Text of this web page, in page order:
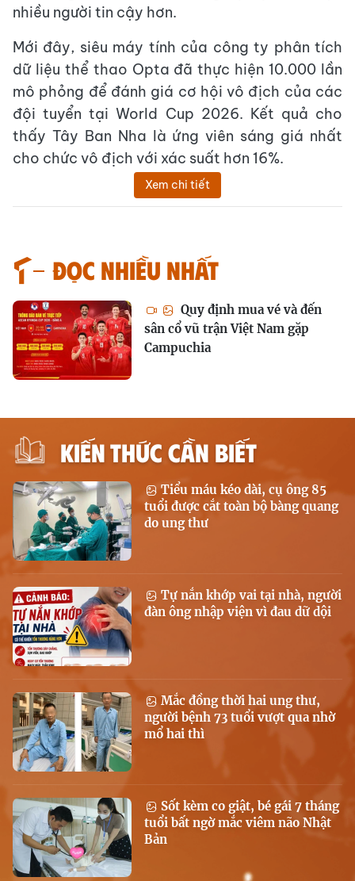
nhiều người tin cậy hơn.
Mới đây, siêu máy tính của công ty phân tích
dữ liệu thể thao Opta đã thực hiện 10.000 lần
mô phỏng để đánh giá cơ hội vô địch của các
đội tuyển tại World Cup 2026. Kết quả cho
thấy Tây Ban Nha là ứng viên sáng giá nhất
cho chức vô địch với xác suất hơn 16%.
Xem chi tiết
Đọc nhiều nhất
Quy định mua vé và đến
sân cổ vũ trận Việt Nam gặp
Campuchia
KIẾN THỨC CẦN BIẾT
Tiểu máu kéo dài, cụ ông 85
tuổi được cắt toàn bộ bàng quang
do ung thư
Tự nắn khớp vai tại nhà, người
đàn ông nhập viện vì đau dữ dội
Mắc đồng thời hai ung thư,
người bệnh 73 tuổi vượt qua nhờ
mổ hai thì
Sốt kèm co giật, bé gái 7 tháng
tuổi bất ngờ mắc viêm não Nhật
Bản